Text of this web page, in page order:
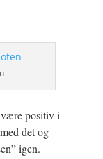
positiv i
det og
igen.